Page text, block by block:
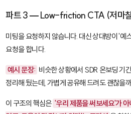
파트 3 — Low-friction CTA (저마
미팅을 요청하지 않습니다. 대신 상대방이 '예
요청을 합니다.
예시 문장: 비슷한 상황에서 SDR 온보딩 기
정리해 뒀는데, 가볍게 공유해 드려도 괜찮을
이 구조의 핵심은 '우리 제품을 써보세요'가